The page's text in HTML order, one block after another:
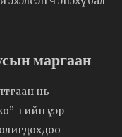
маргаан
нь
гийн үеэр